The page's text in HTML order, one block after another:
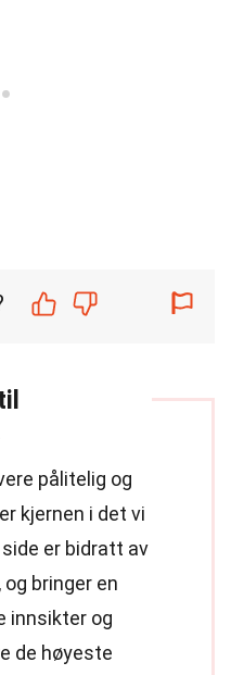
pålitelig og
kjernen i det vi
er bidratt av
bringer en
innsikter og
de høyeste